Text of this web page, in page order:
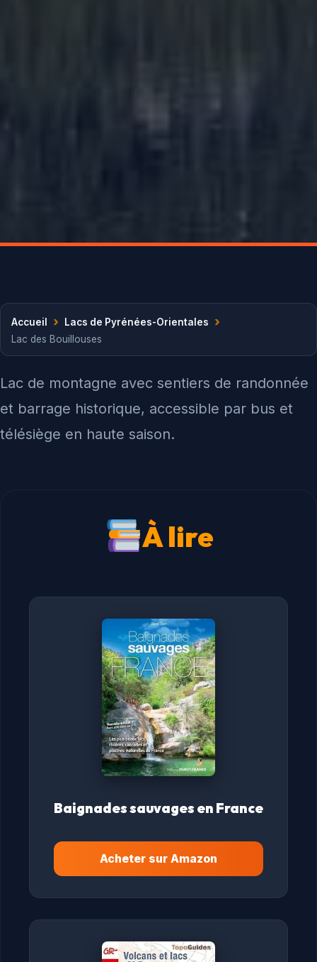
Accueil › Lacs de Pyrénées-Orientales ›
Lac des Bouillouses
Lac de montagne avec sentiers de randonnée
et barrage historique, accessible par bus et
télésiège en haute saison.
À lire
Baignades sauvages en France
Acheter sur Amazon